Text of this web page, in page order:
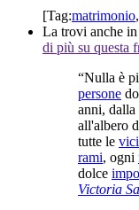
[Tag:matrimonio,
La trovi anche in
di più su questa
“Nulla è
persone
anni, dalla
all'albero
tutte le
rami, ogni
dolce
Victoria